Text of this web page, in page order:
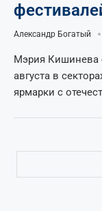
Александр Богатый
Мэрия Кишинева
августа в
ярмарки с